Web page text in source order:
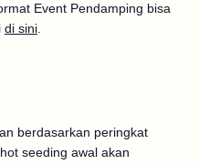
Event Pendamping bisa
di sini
berdasarkan peringkat
seeding awal akan